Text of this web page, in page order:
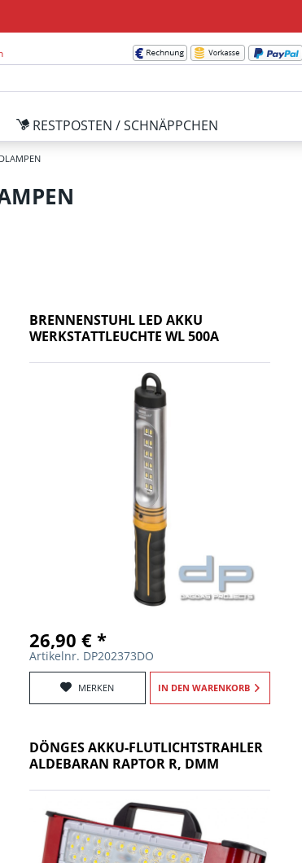
RESTPOSTEN / SCHNÄPPCHEN
BRENNENSTUHL LED AKKU
WERKSTATTLEUCHTE WL 500A
26,90 € *
Artikelnr. DP202373DO
MERKEN IN DEN WARENKORB
DÖNGES AKKU-FLUTLICHTSTRAHLER
ALDEBARAN RAPTOR R, DMM